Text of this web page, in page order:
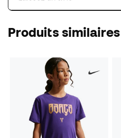
Produits similaires